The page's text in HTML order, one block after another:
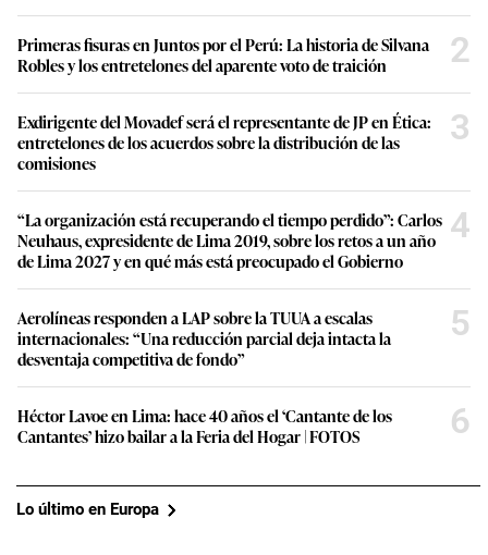
Primeras fisuras en Juntos por el Perú: La historia de Silvana
Robles y los entretelones del aparente voto de traición
2
Exdirigente del Movadef será el representante de JP en Ética:
entretelones de los acuerdos sobre la distribución de las
comisiones
3
“La organización está recuperando el tiempo perdido”: Carlos
Neuhaus, expresidente de Lima 2019, sobre los retos a un año
de Lima 2027 y en qué más está preocupado el Gobierno
4
Aerolíneas responden a LAP sobre la TUUA a escalas
internacionales: “Una reducción parcial deja intacta la
desventaja competitiva de fondo”
5
Héctor Lavoe en Lima: hace 40 años el ‘Cantante de los
Cantantes’ hizo bailar a la Feria del Hogar | FOTOS
6
Lo último en Europa